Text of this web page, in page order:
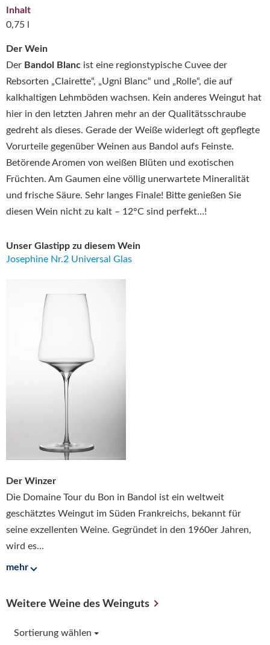
Der Wein
Der Bandol Blanc ist eine regionstypische Cuvee der
Rebsorten „Clairette“, „Ugni Blanc“ und „Rolle“, die auf
kalkhaltigen Lehmböden wachsen. Kein anderes Weingut hat
hier in den letzten Jahren mehr an der Qualitätsschraube
gedreht als dieses. Gerade der Weiße widerlegt oft gepflegte
Vorurteile gegenüber Weinen aus Bandol aufs Feinste.
Betörende Aromen von weißen Blüten und exotischen
Früchten. Am Gaumen eine völlig unerwartete Mineralität
und frische Säure. Sehr langes Finale! Bitte genießen Sie
diesen Wein nicht zu kalt – 12°C sind perfekt…!
Unser Glastipp zu diesem Wein
Josephine Nr.2 Universal Glas
Der Winzer
Die Domaine Tour du Bon in Bandol ist ein weltweit
geschätztes Weingut im Süden Frankreichs, bekannt für
seine exzellenten Weine. Gegründet in den 1960er Jahren,
wird es...
mehr
Inhalt
0,75 l
Weitere Weine des Weinguts
Sortierung wählen